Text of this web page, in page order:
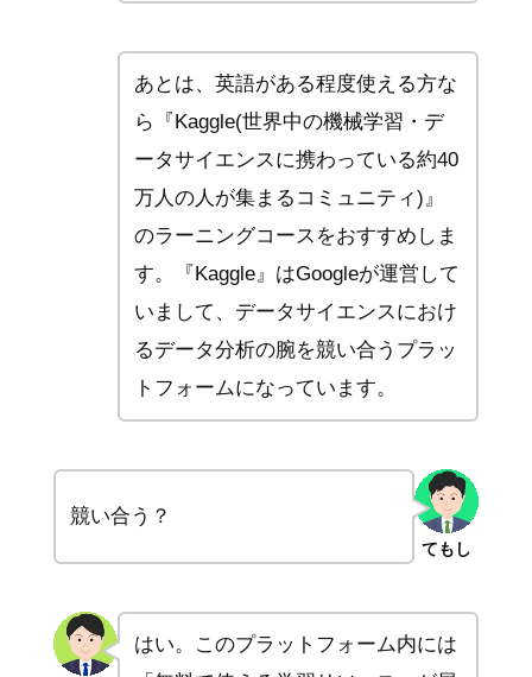
あとは、英語がある程度使える方な
ら『Kaggle(世界中の機械学習・デ
ータサイエンスに携わっている約40
万人の人が集まるコミュニティ)』
のラーニングコースをおすすめしま
す。『Kaggle』はGoogleが運営して
いまして、データサイエンスにおけ
るデータ分析の腕を競い合うプラッ
トフォームになっています。
てもし
競い合う？
はい。このプラットフォーム内には